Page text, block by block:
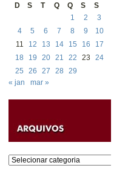
D
S T Q Q S
S
1
2
3
4
5 6 7 8 9
10
11
12 13 14 15 16
17
18
19 20 21 22 23
24
25
26 27 28
29
« jan
mar »
Categorias